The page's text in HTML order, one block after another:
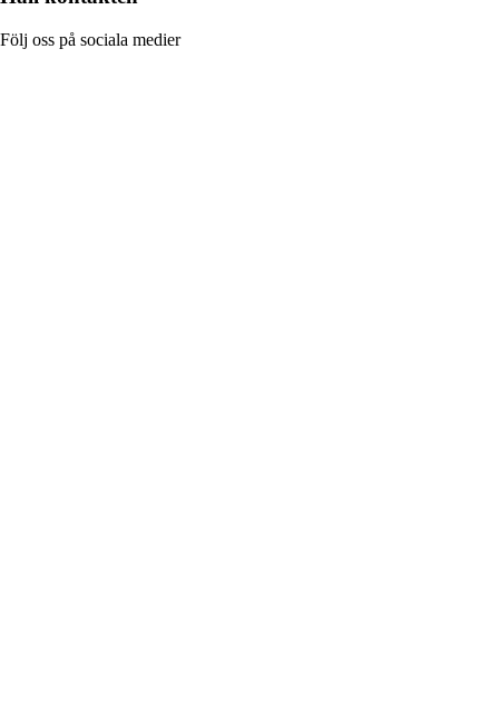
Följ oss på sociala medier